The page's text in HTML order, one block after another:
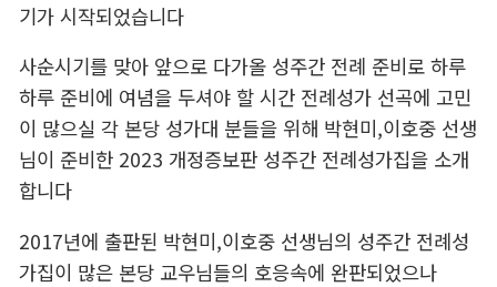
기가 시작되었습니다
사순시기를 맞아 앞으로 다가올 성주간 전례 준비로 하루
하루 준비에 여념을 두셔야 할 시간 전례성가 선곡에 고민
이 많으실 각 본당 성가대 분들을 위해 박현미,이호중 선생
님이 준비한 2023 개정증보판 성주간 전례성가집을 소개
합니다
2017년에 출판된 박현미,이호중 선생님의 성주간 전례성
가집이 많은 본당 교우님들의 호응속에 완판되었으나